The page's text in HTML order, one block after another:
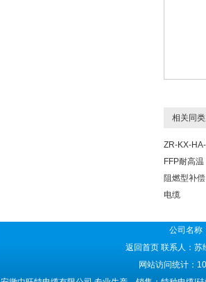
相关同类
ZR-KX-HA-
FFP耐高温
阻燃型补偿
电缆
公司名称
返回首页 联系人：
网站访问统计：